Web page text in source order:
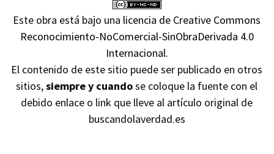
Este obra está bajo una licencia de Creative Commons
Reconocimiento-NoComercial-SinObraDerivada 4.0
Internacional.
El contenido de este sitio puede ser publicado en otros
sitios,siempre y cuandose coloque la fuente con el
debido enlace o link que lleve al artículo original de
buscandolaverdad.es